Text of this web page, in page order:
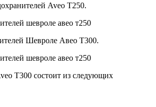
Aveo T250.
Шевроле Авео Т300.
T300 состоит из следующих